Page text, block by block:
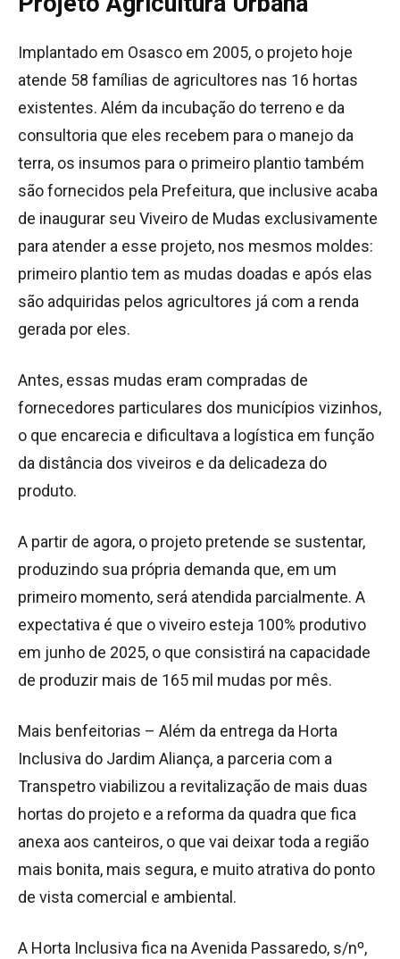
Implantado em Osasco em 2005, o projeto hoje
atende 58 famílias de agricultores nas 16 hortas
existentes. Além da incubação do terreno e da
consultoria que eles recebem para o manejo da
terra, os insumos para o primeiro plantio também
são fornecidos pela Prefeitura, que inclusive acaba
de inaugurar seu Viveiro de Mudas exclusivamente
para atender a esse projeto, nos mesmos moldes:
primeiro plantio tem as mudas doadas e após elas
são adquiridas pelos agricultores já com a renda
gerada por eles.
Antes, essas mudas eram compradas de
fornecedores particulares dos municípios vizinhos,
o que encarecia e dificultava a logística em função
da distância dos viveiros e da delicadeza do
produto.
A partir de agora, o projeto pretende se sustentar,
produzindo sua própria demanda que, em um
primeiro momento, será atendida parcialmente. A
expectativa é que o viveiro esteja 100% produtivo
em junho de 2025, o que consistirá na capacidade
de produzir mais de 165 mil mudas por mês.
Mais benfeitorias – Além da entrega da Horta
Inclusiva do Jardim Aliança, a parceria com a
Transpetro viabilizou a revitalização de mais duas
hortas do projeto e a reforma da quadra que fica
anexa aos canteiros, o que vai deixar toda a região
mais bonita, mais segura, e muito atrativa do ponto
de vista comercial e ambiental.
A Horta Inclusiva fica na Avenida Passaredo, s/nº,